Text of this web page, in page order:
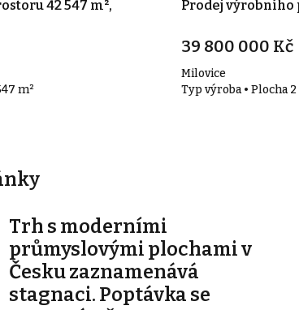
42 547 m²,
m²
Prodej výrobního
39 800 000 Kč
Milovice
Typ výroba • Plocha 2
Trh s moderními
průmyslovými plochami v
Česku zaznamenává
stagnaci. Poptávka se